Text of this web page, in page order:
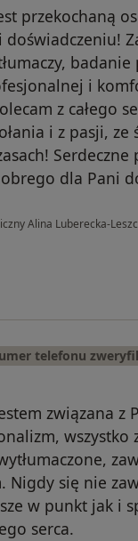
przekochaną
i
z całego
i z pasji, ze
dla Pani
Alina Luberecka-
Aleksandra
telefonu
związana z
wszystko
Nigdy się nie
w punkt jak i
serca.